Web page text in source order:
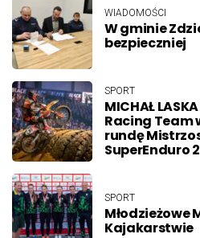
WIADOMOŚCI
W gminie
bezpieczniej
SPORT
MICHAŁ
Racing Team
rundę
SuperEnduro
SPORT
Młodzieżowe
Kajakarstwie